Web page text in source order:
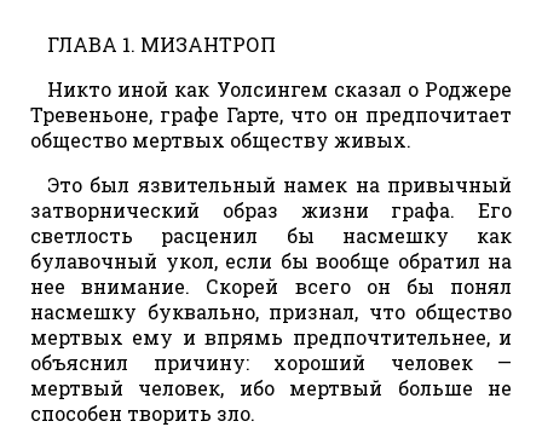
ГЛАВА 1. МИЗАНТРОП
Никто иной как Уолсингем сказал о Роджере
Тревеньоне, графе Гарте, что он предпочитает
общество мертвых обществу живых.
Это был язвительный намек на привычный
затворнический образ жизни графа. Его
светлость расценил бы насмешку как
булавочный укол, если бы вообще обратил на
нее внимание. Скорей всего он бы понял
насмешку буквально, признал, что общество
мертвых ему и впрямь предпочтительнее, и
объяснил причину: хороший человек —
мертвый человек, ибо мертвый больше не
способен творить зло.